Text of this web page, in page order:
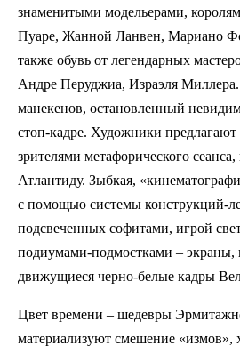
знаменитыми модельерами,
Пуаре, Жанной Ланвен, Мариано
также обувь от легендарных
Андре Перуджиа, Израэля
манекенов, остановленный
стоп-кадре. Художники предлагают
зрителями метафорического
Атлантиду. Зыбкая,
с помощью системы конструкций-
подсвеченных софитами, игрой
подиумами-подмостками – экраны,
движущиеся черно-белые кадры
Цвет времени – шедевры
материализуют смешение «измов»,